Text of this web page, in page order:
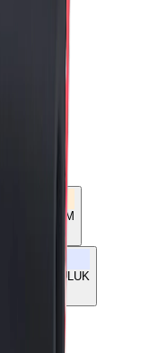
DONANIM
UYUMLULUK